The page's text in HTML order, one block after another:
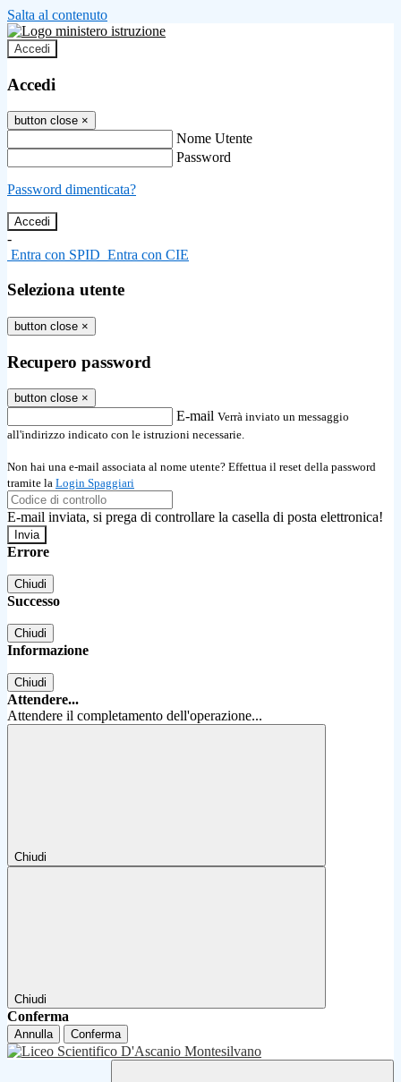
Salta al contenuto
Accedi
Accedi
button close ×
Nome Utente
Password
Password dimenticata?
-
Entra con SPID Entra con CIE
Seleziona utente
button close ×
Recupero password
button close ×
E-mail Verrà inviato un messaggio
all'indirizzo indicato con le istruzioni necessarie.
Non hai una e-mail associata al nome utente? Effettua il reset della password
tramite la Login Spaggiari
E-mail inviata, si prega di controllare la casella di posta elettronica!
Errore
Chiudi
Successo
Chiudi
Informazione
Chiudi
Attendere...
Attendere il completamento dell'operazione...
Chiudi
Chiudi
Conferma
Annulla Conferma